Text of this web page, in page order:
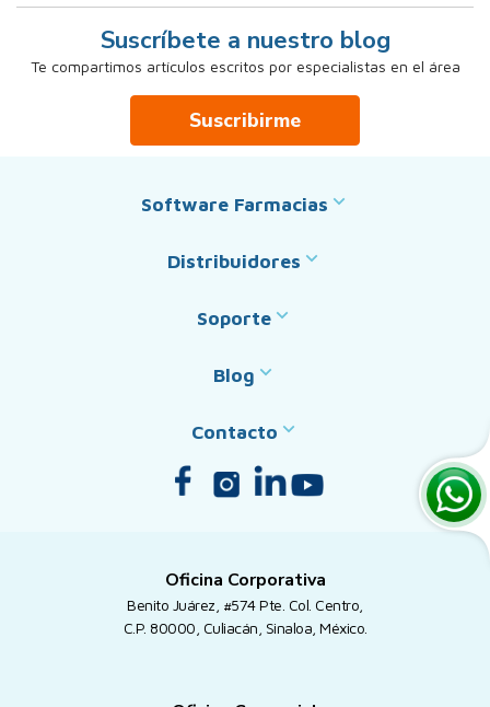
Suscríbete a nuestro blog
Te compartimos artículos escritos por especialistas en el área
Suscribirme
Software Farmacias
Distribuidores
Soporte
Blog
Contacto
Oficina Corporativa
Benito Juárez, #574 Pte. Col. Centro,
C.P. 80000, Culiacán, Sinaloa, México.